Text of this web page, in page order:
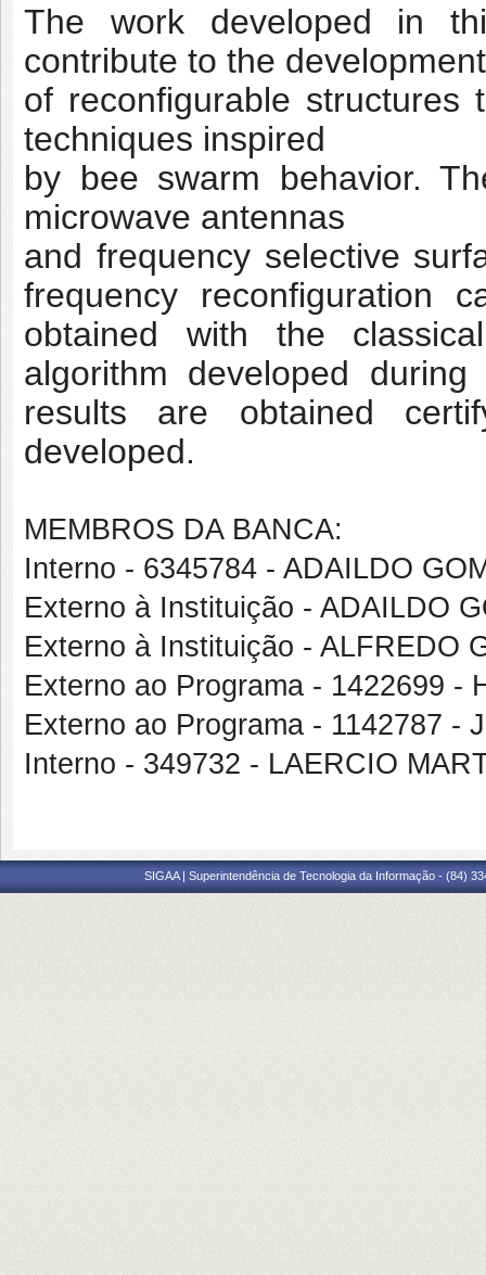
The work developed in
contribute to the development
of reconfigurable structures
techniques inspired
by bee swarm behavior.
microwave antennas
and frequency selective
frequency reconfiguration
obtained with the
algorithm developed
results are obtained
developed.
MEMBROS DA BANCA:
Interno - 6345784 - ADAILDO
Externo à Instituição - ADAILDO
Externo à Instituição - ALFREDO
Externo ao Programa - 1422699 -
Externo ao Programa - 1142787 -
Interno - 349732 - LAERCIO
SIGAA | Superintendência de Tecnologia da Informação - (84)